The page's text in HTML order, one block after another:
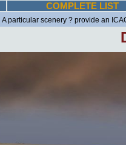
COMPLETE LIST
A particular scenery ? provide an